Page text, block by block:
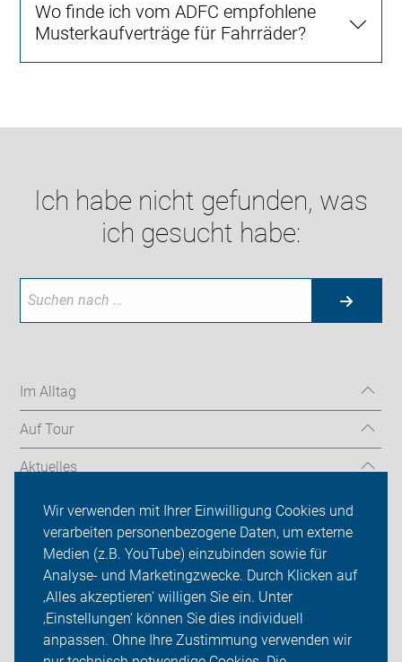
Wir verwenden mit Ihrer Einwilligung Cookies und
verarbeiten personenbezogene Daten, um externe
Medien (z.B. YouTube) einzubinden sowie für
Analyse- und Marketingzwecke. Durch Klicken auf
‚Alles akzeptieren‘ willigen Sie ein. Unter
‚Einstellungen‘ können Sie dies individuell
anpassen. Ohne Ihre Zustimmung verwenden wir
Wo finde ich vom ADFC empfohlene
Musterkaufverträge für Fahrräder?
Ich habe nicht gefunden, was
ich gesucht habe:
Im Alltag
Auf Tour
Aktuelles
Über uns
Mitgliedschaft
Fachwissen
Presse
Login